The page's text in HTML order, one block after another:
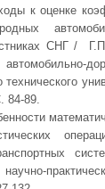
к оценке
СНГ /
технического
89.